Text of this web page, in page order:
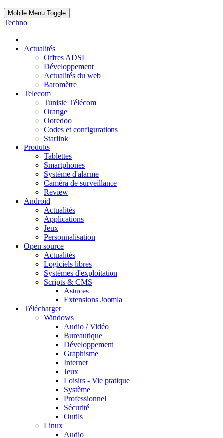
Mobile Menu Toggle
Techno
Actualités
Offres ADSL
Développement
Actualités du web
Baromètre
Telecom
Tunisie Télécom
Orange
Ooredoo
Codes et configurations
Starlink
Produits
Tablettes
Smartphones
Système d'alarme
Caméra de surveillance
Review
Android
Actualités
Applications
Jeux
Personnalisation
Open source
Actualités
Logiciels libres
Systèmes d'exploitation
Scripts & CMS
Astuces
Extensions Joomla
Télécharger
Windows
Audio / Vidéo
Bureautique
Développement
Graphisme
Internet
Jeux
Loisirs - Vie pratique
Système
Professionnel
Sécurité
Outils
Linux
Audio